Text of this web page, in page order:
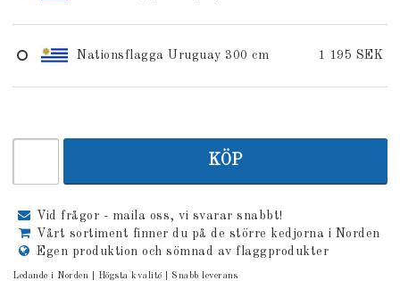
Nationsflagga Uruguay 300 cm 1 195 SEK
KÖP
Vid frågor - maila oss, vi svarar snabbt!
Vårt sortiment finner du på de större kedjorna i Norden
Egen produktion och sömnad av flaggprodukter
Ledande i Norden | Högsta kvalité | Snabb leverans